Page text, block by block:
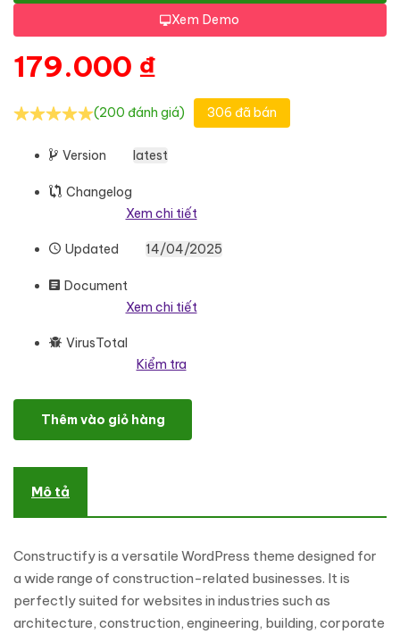
Xem Demo
179.000 ₫
(200 đánh giá) 306 đã bán
Version latest
Changelog
Xem chi tiết
Updated 14/04/2025
Document
Xem chi tiết
VirusTotal
Kiểm tra
constructify - Architecture Construction WordPress Theme số
Thêm vào giỏ hàng
Mô tả
Constructify is a versatile WordPress theme designed for
a wide range of construction-related businesses. It is
perfectly suited for websites in industries such as
architecture, construction, engineering, building, corporate